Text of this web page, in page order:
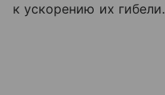
к ускорению их гибели.